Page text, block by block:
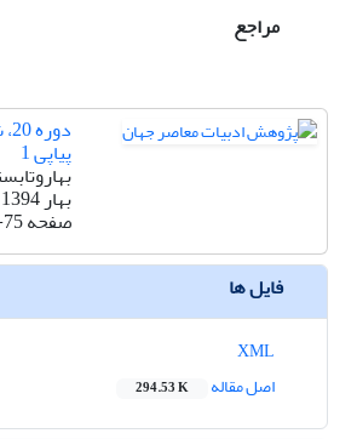
مراجع
پیاپی 1
بهار 1394
صفحه
فایل ها
اصل مقاله
294.53 K